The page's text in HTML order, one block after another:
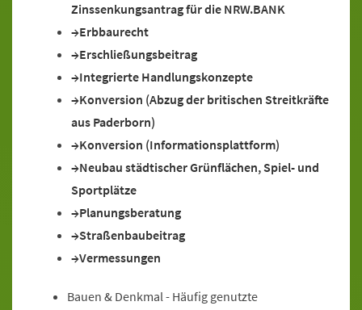
Zinssenkungsantrag für die NRW.BANK
Erbbaurecht
Erschließungsbeitrag
Integrierte Handlungskonzepte
Konversion (Abzug der britischen Streitkräfte
aus Paderborn)
Konversion (Informationsplattform)
Neubau städtischer Grünflächen, Spiel- und
Sportplätze
Planungsberatung
Straßenbaubeitrag
Vermessungen
Bauen & Denkmal - Häufig genutzte